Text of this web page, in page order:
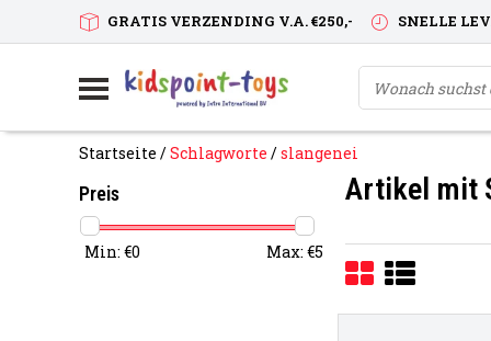
GRATIS VERZENDING V.A. €250,- SNELLE
Startseite /Schlagworte /slangenei
Preis
Min: €0 Max: €5
Artikel mit